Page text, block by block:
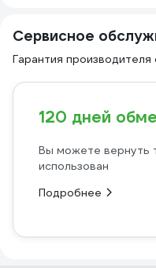
Сервисное
Гарантия
120 дней
Вы можете вернуть
использован
Подробнее